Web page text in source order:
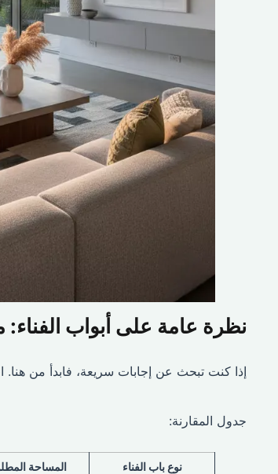
نظرة عامة على أبواب
إذا كنت تبحث عن إجابات سريعة، فابدأ من هنا.
جدول المقارنة:
نوع باب الفناء المساحة